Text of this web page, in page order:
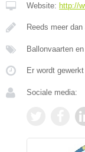
Website: http://
Reeds meer
Ballonvaarten
Er wordt
Sociale media: